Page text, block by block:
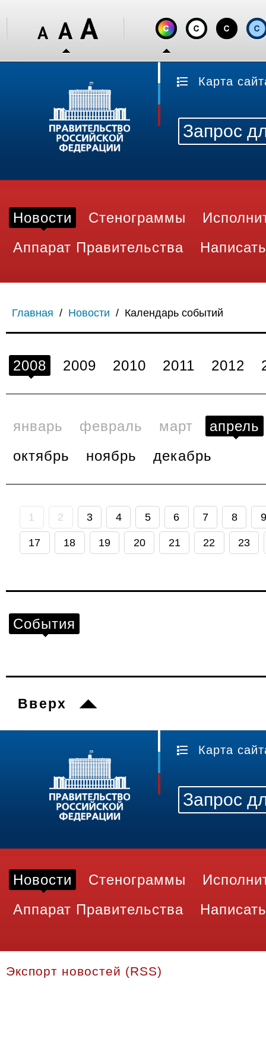
Карта
Новости Стенограммы
Аппарат Правительства
Главная / Новости / Календарь событий
2008 2009 2010 2011 2012
январь февраль март
апрель
октябрь
ноябрь декабрь
1 2 3 4 5 6 7 8 9
17 18 19 20 21 22 23
События
Вверх
Карта
Новости Стенограммы
Аппарат Правительства
Экспорт новостей (RSS)